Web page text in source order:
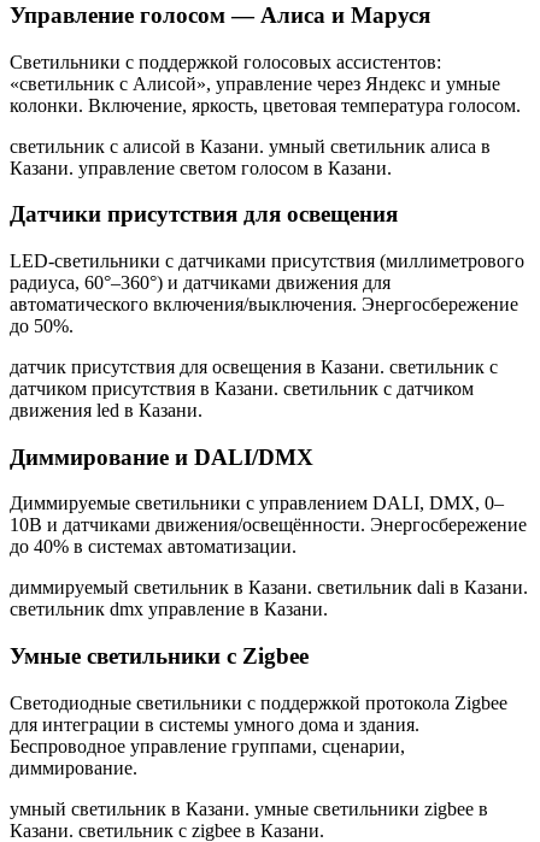
Управление голосом — Алиса и Маруся
Светильники с поддержкой голосовых ассистентов:
«светильник с Алисой», управление через Яндекс и умные
колонки. Включение, яркость, цветовая температура голосом.
светильник с алисой в Казани. умный светильник алиса в
Казани. управление светом голосом в Казани.
Датчики присутствия для освещения
LED-светильники с датчиками присутствия (миллиметрового
радиуса, 60°–360°) и датчиками движения для
автоматического включения/выключения. Энергосбережение
до 50%.
датчик присутствия для освещения в Казани. светильник с
датчиком присутствия в Казани. светильник с датчиком
движения led в Казани.
Диммирование и DALI/DMX
Диммируемые светильники с управлением DALI, DMX, 0–
10В и датчиками движения/освещённости. Энергосбережение
до 40% в системах автоматизации.
диммируемый светильник в Казани. светильник dali в Казани.
светильник dmx управление в Казани.
Умные светильники с Zigbee
Светодиодные светильники с поддержкой протокола Zigbee
для интеграции в системы умного дома и здания.
Беспроводное управление группами, сценарии,
диммирование.
умный светильник в Казани. умные светильники zigbee в
Казани. светильник с zigbee в Казани.